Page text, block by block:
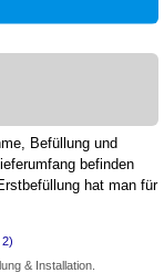
Befüllung und
befinden
hat man für
& Installation.